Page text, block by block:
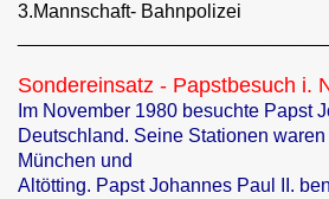
3.Mannschaft- Bahnpolizei
Sondereinsatz - Papstbesuch i.
Im November 1980 besuchte Papst
Deutschland. Seine Stationen
München und
Altötting. Papst Johannes Paul II.